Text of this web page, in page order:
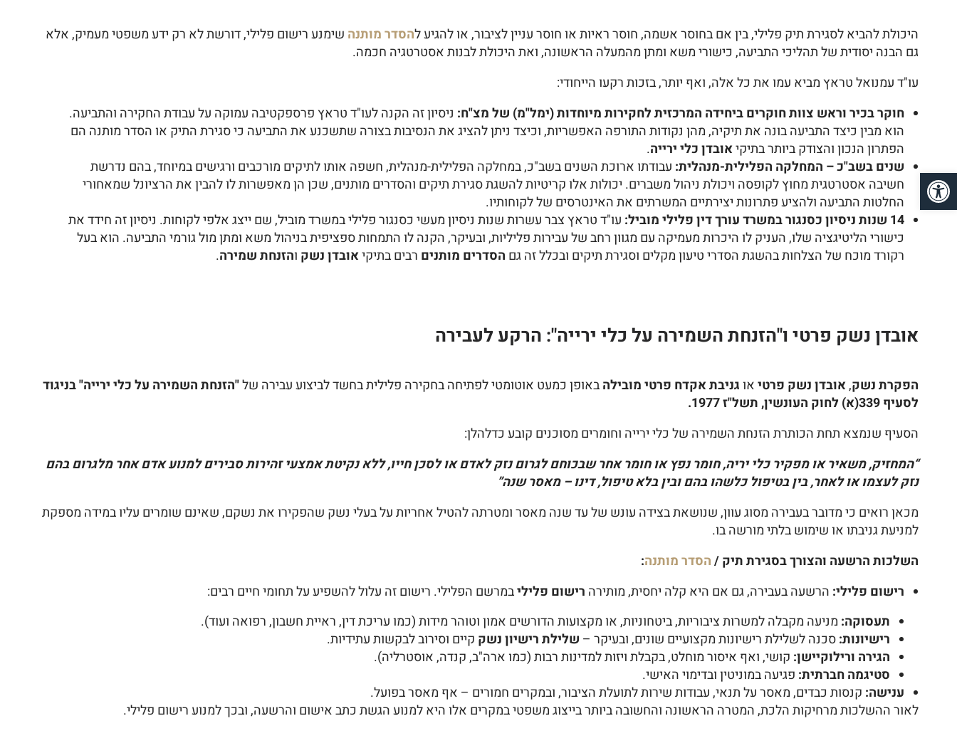
היכולת להביא לסגירת תיק פלילי, בין אם בחוסר אשמה, חוסר ראיות או חוסר עניין לציבור, או להגיע להסדר מותנה שימנע רישום פלילי, דורשת לא רק ידע משפטי מעמיק, אלא
גם הבנה יסודית של תהליכי התביעה, כישורי משא ומתן מהמעלה הראשונה, ואת היכולת לבנות אסטרטגיה חכמה.
עו"ד עמנואל טראץ מביא עמו את כל אלה, ואף יותר, בזכות רקעו הייחודי:
חוקר בכיר וראש צוות חוקרים ביחידה המרכזית לחקירות מיוחדות (ימל"מ) של מצ"ח: ניסיון זה הקנה לעו"ד טראץ פרספקטיבה עמוקה על עבודת החקירה והתביעה.
הוא מבין כיצד התביעה בונה את תיקיה, מהן נקודות התורפה האפשריות, וכיצד ניתן להציג את הנסיבות בצורה שתשכנע את התביעה כי סגירת התיק או הסדר מותנה הם
הפתרון הנכון והצודק ביותר בתיקיאובדן כלי ירייה.
שנים בשב"כ – המחלקה הפלילית-מנהלית: עבודתו ארוכת השנים בשב"כ, במחלקה הפלילית-מנהלית, חשפה אותו לתיקים מורכבים ורגישים במיוחד, בהם נדרשת
חשיבה אסטרטגית מחוץ לקופסה ויכולת ניהול משברים. יכולות אלו קריטיות להשגת סגירת תיקים והסדרים מותנים, שכן הן מאפשרות לו להבין את הרציונל שמאחורי
החלטות התביעה ולהציע פתרונות יצירתיים המשרתים את האינטרסים של לקוחותיו.
14 שנות ניסיון כסנגור במשרד עורך דין פלילי מוביל:
עו"ד טראץ צבר עשרות שנות ניסיון מעשי כסנגור פלילי במשרד מוביל, שם ייצג אלפי לקוחות. ניסיון זה חידד את
כישורי הליטיגציה שלו, העניק לו היכרות מעמיקה עם מגוון רחב של עבירות פליליות, ובעיקר, הקנה לו התמחות ספציפית בניהול משא ומתן מול גורמי התביעה. הוא בעל
רקורד מוכח של הצלחות בהשגת הסדרי טיעון מקלים וסגירת תיקים ובכלל זה גם הסדרים מותנים רבים בתיקיאובדן נשק והזנחת שמירה.
אובדן נשק פרטי ו"הזנחת השמירה על כלי ירייה": הרקע לעבירה
הפקרת נשק,אובדן נשק פרטיאוגניבת אקדח פרטי מובילהבאופן כמעט אוטומטי לפתיחה בחקירה פלילית בחשד לביצוע עבירה של"הזנחת השמירה על כלי ירייה" בניגוד
לסעיף 339(א) לחוק העונשין, תשל"ז 1977.
הסעיף שנמצא תחת הכותרת הזנחת השמירה של כלי ירייה וחומרים מסוכנים קובע כדלהלן:
“המחזיק, משאיר או מפקיר כלי יריה, חומר נפץ או חומר אחר שבכוחם לגרום נזק לאדם או לסכן חייו, ללא נקיטת אמצעי זהירות סבירים למנוע אדם אחר מלגרום בהם
נזק לעצמו או לאחר, בין בטיפול כלשהו בהם ובין בלא טיפול, דינו – מאסר שנה”
מכאן רואים כי מדובר בעבירה מסוג עוון, שנושאת בצידה עונש של עד שנה מאסר ומטרתה להטיל אחריות על בעלי נשק שהפקירו את נשקם, שאינם שומרים עליו במידה מספקת
למניעת גניבתו או שימוש בלתי מורשה בו.
השלכות הרשעה והצורך בסגירת תיק /הסדר מותנה:
רישום פלילי: הרשעה בעבירה, גם אם היא קלה יחסית, מותירה רישום פליליבמרשם הפלילי. רישום זה עלול להשפיע על תחומי חיים רבים:
תעסוקה: מניעה מקבלה למשרות ציבוריות, ביטחוניות, או מקצועות הדורשים אמון וטוהר מידות (כמו עריכת דין, ראיית חשבון, רפואה ועוד).
רישיונות:סכנה לשלילת רישיונות מקצועיים שונים, ובעיקר – שלילת רישיון נשק קיים וסירוב לבקשות עתידיות.
הגירה ורילוקיישן: קושי, ואף איסור מוחלט, בקבלת ויזות למדינות רבות (כמו ארה"ב, קנדה, אוסטרליה).
סטיגמה חברתית: פגיעה במוניטין ובדימוי האישי.
ענישה: קנסות כבדים, מאסר על תנאי, עבודות שירות לתועלת הציבור, ובמקרים חמורים – אף מאסר בפועל.
לאור ההשלכות מרחיקות הלכת, המטרה הראשונה והחשובה ביותר בייצוג משפטי במקרים אלו היא למנוע הגשת כתב אישום והרשעה, ובכך למנוע רישום פלילי.
פתח סרגל נגישות